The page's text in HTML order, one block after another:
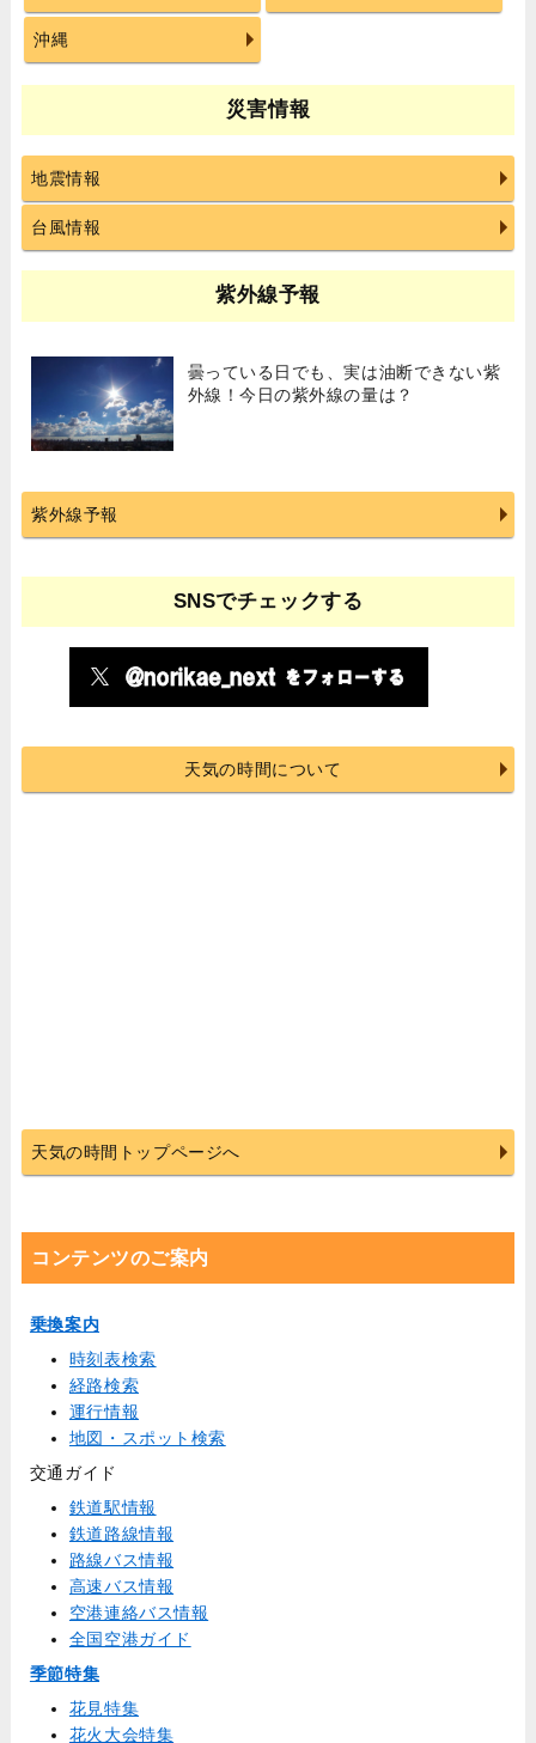
沖縄
災害情報
地震情報
台風情報
紫外線予報
曇っている日でも、実は油断できない紫
外線！今日の紫外線の量は？
紫外線予報
SNSでチェックする
天気の時間について
天気の時間トップページへ
コンテンツのご案内
乗換案内
時刻表検索
経路検索
運行情報
地図・スポット検索
交通ガイド
鉄道駅情報
鉄道路線情報
路線バス情報
高速バス情報
空港連絡バス情報
全国空港ガイド
季節特集
花見特集
花火大会特集